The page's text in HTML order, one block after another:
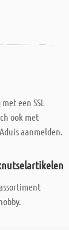
een SSL
ook met
aanmelden.